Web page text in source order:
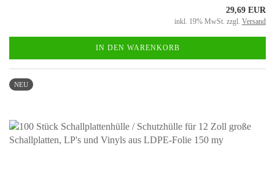
29,69 EUR
inkl. 19% MwSt. zzgl. Versand
IN DEN WARENKORB
NEU